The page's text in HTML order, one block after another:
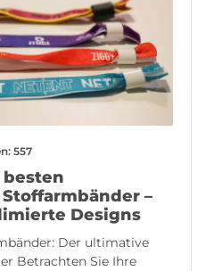
557
–
Designs
Der ultimative
Betrachten Sie Ihre